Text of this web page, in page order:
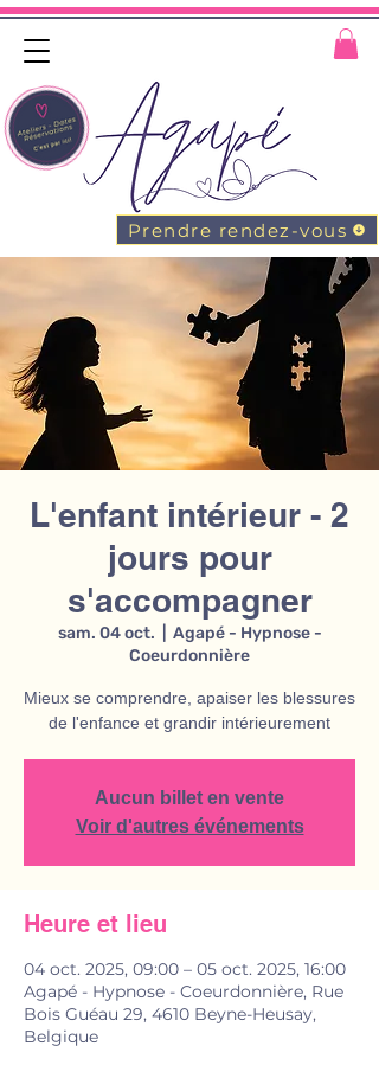
Prendre rendez-vous
L'enfant intérieur - 2
jours pour
s'accompagner
sam. 04 oct.
Agapé - Hypnose -
Coeurdonnière
Mieux se comprendre, apaiser les blessures
de l'enfance et grandir intérieurement
Aucun billet en vente
Voir d'autres événements
Heure et lieu
04 oct. 2025, 09:00 – 05 oct. 2025, 16:00
Agapé - Hypnose - Coeurdonnière, Rue
Bois Guéau 29, 4610 Beyne-Heusay,
Belgique